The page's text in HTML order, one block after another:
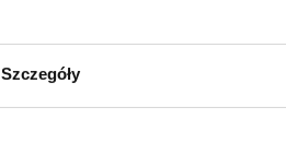
Szczegóły